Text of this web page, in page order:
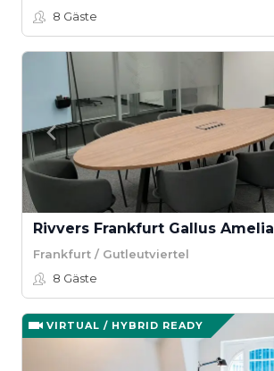
8 Gäste
Rivvers Frankfurt Gallus Amelia
Frankfurt / Gutleutviertel
8 Gäste
VIRTUAL / HYBRID READY